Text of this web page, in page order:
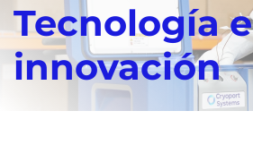
Tecnología e
innovación